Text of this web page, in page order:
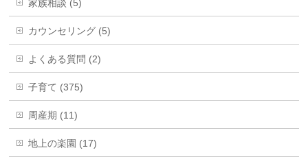
家族相談 (5)
カウンセリング (5)
よくある質問 (2)
子育て (375)
周産期 (11)
地上の楽園 (17)